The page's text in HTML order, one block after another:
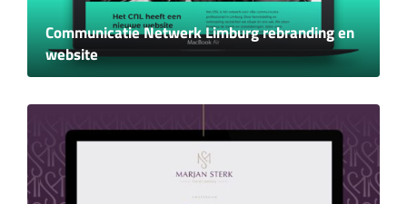
Communicatie Netwerk Limburg rebranding en
website